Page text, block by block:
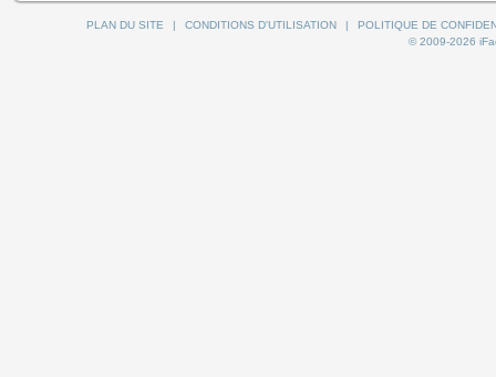
PLAN DU SITE | CONDITIONS D'UTILISATION |
POLITIQUE DE
© 2009-2026